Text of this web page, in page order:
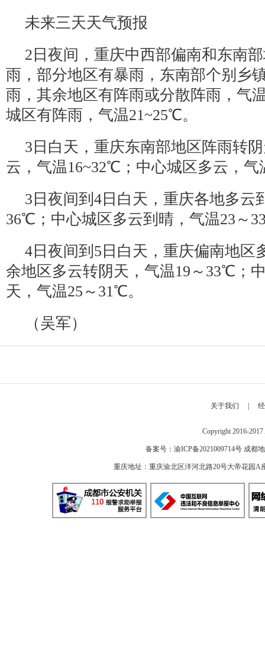
未来三天天气预报
2日夜间，重庆中西部偏南和东南
雨，部分地区有暴雨，东南部个别乡
雨，其余地区有阵雨或分散阵雨，气
城区有阵雨，气温21~25℃。
3日白天，重庆东南部地区阵雨转
云，气温16~32℃；中心城区多云，气
3日夜间到4日白天，重庆各地多云
36℃；中心城区多云到晴，气温23～
4日夜间到5日白天，重庆偏南地区
余地区多云转阴天，气温19～33℃；
天，气温25～31℃。
（吴军）
关于我们
Copyright 2016-
备案号： 渝ICP备2021009714号 成都
重庆地址：重庆渝北区洋河北路20号大帝花园A